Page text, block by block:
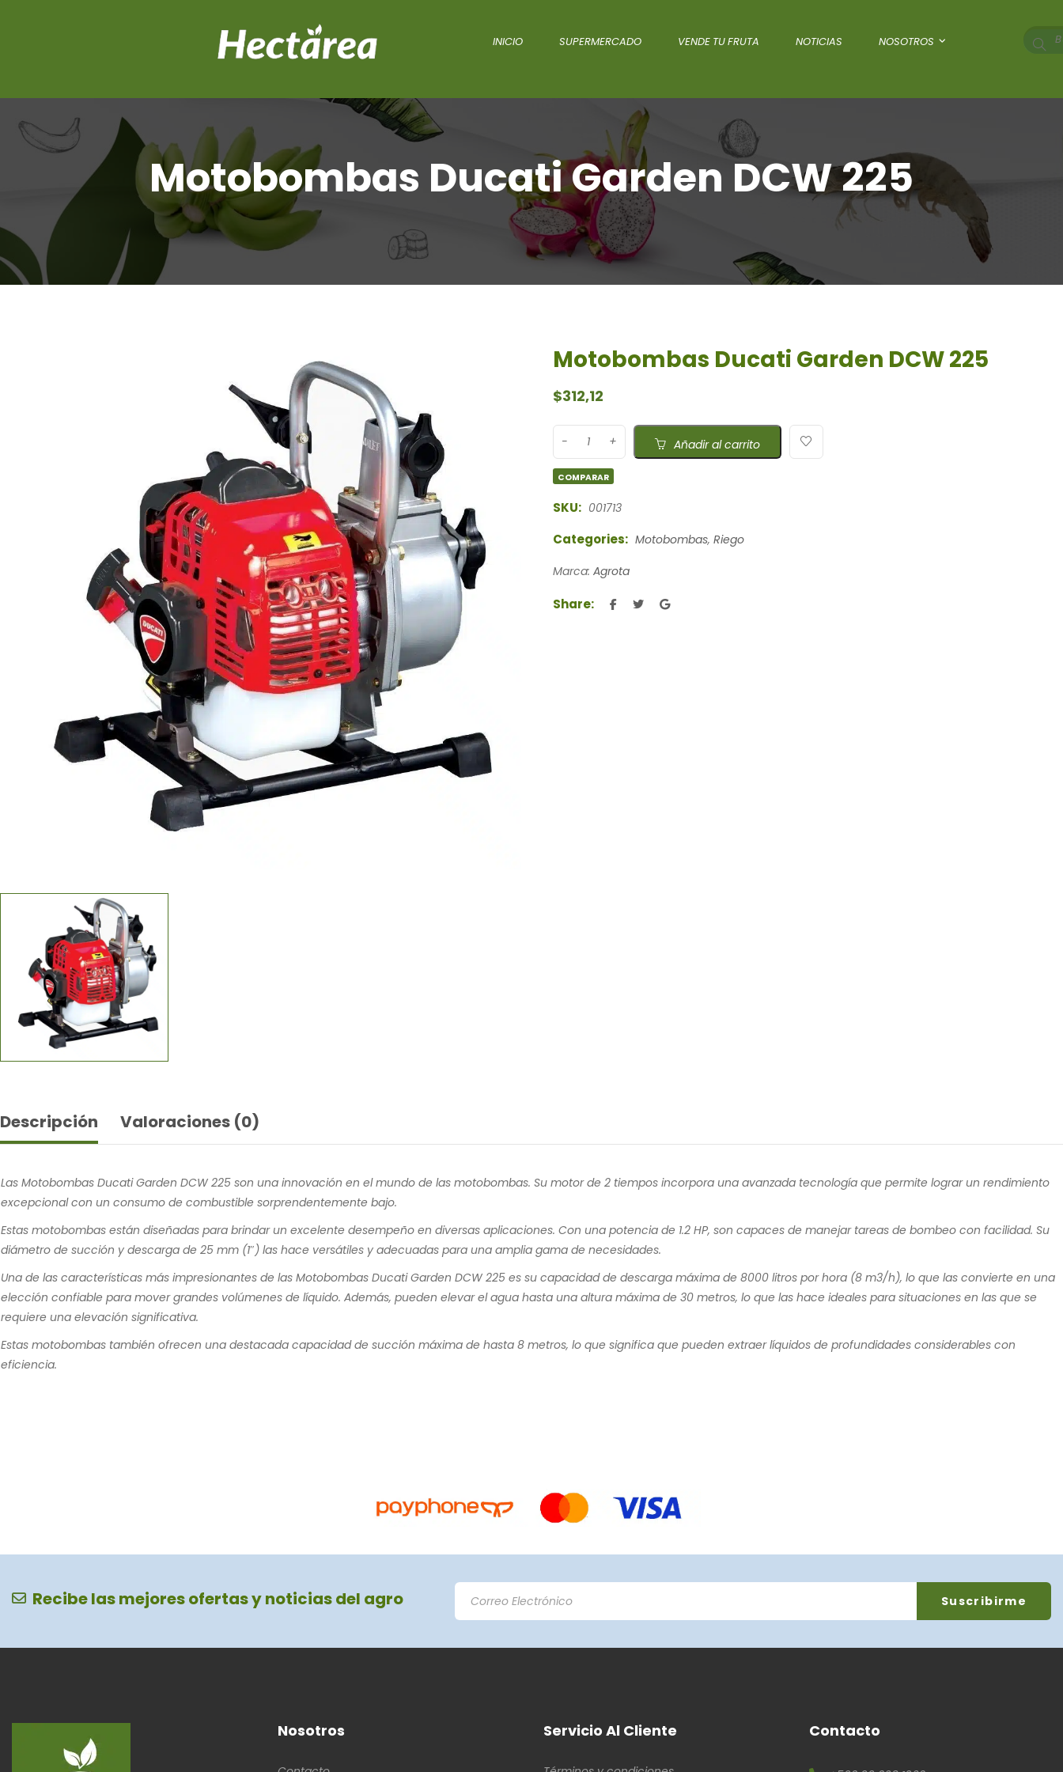
INICIO SUPERMERCADO VENDE TU FRUTA NOTICIAS NOSOTROS
Motobombas Ducati Garden DCW 225
Motobombas Ducati Garden DCW 225
$312,12
Añadir al carrito
COMPARAR
SKU: 001713
Categories: Motobombas, Riego
Marca: Agrota
Share:
Descripción Valoraciones (0)
Las Motobombas Ducati Garden DCW 225 son una innovación en el mundo de las motobombas. Su motor de 2 tiempos incorpora una avanzada tecnología que permite lograr un rendimiento
excepcional con un consumo de combustible sorprendentemente bajo.
Estas motobombas están diseñadas para brindar un excelente desempeño en diversas aplicaciones. Con una potencia de 1.2 HP, son capaces de manejar tareas de bombeo con facilidad. Su
diámetro de succión y descarga de 25 mm (1″) las hace versátiles y adecuadas para una amplia gama de necesidades.
Una de las características más impresionantes de las Motobombas Ducati Garden DCW 225 es su capacidad de descarga máxima de 8000 litros por hora (8 m3/h), lo que las convierte en una
elección confiable para mover grandes volúmenes de líquido. Además, pueden elevar el agua hasta una altura máxima de 30 metros, lo que las hace ideales para situaciones en las que se
requiere una elevación significativa.
Estas motobombas también ofrecen una destacada capacidad de succión máxima de hasta 8 metros, lo que significa que pueden extraer líquidos de profundidades considerables con
eficiencia.
Recibe las mejores ofertas y noticias del agro
Nosotros Servicio Al Cliente Contacto